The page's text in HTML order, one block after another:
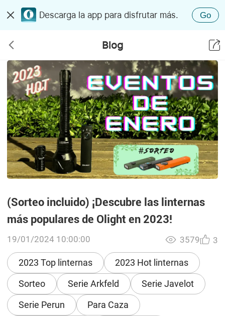
Descarga la app para disfrutar más. Go
Blog
(Sorteo incluido) ¡Descubre las linternas
más populares de Olight en 2023!
19/01/2024 10:00:00
2023 Top linternas
2023 Hot linternas
Sorteo
Serie Arkfeld
Serie Javelot
Serie Perun
Para Caza
3579 3